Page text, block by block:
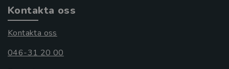
Kontakta oss
Kontakta oss
046-31 20 00